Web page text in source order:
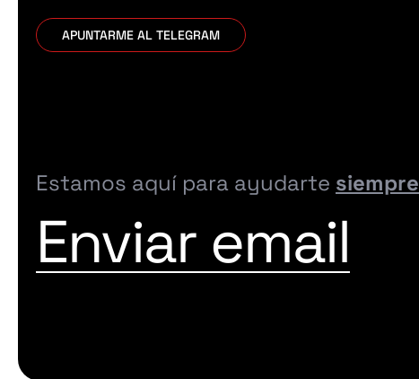
APUNTARME AL TELEGRAM
Estamos aquí para ayudarte siempre
Enviar email